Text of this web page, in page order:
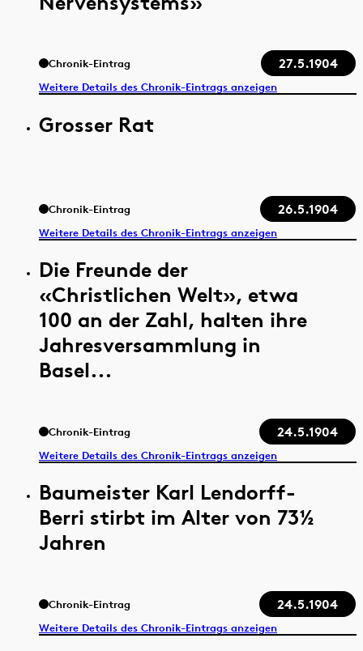
Chronik-Eintrag 27.5.1904
Weitere Details des Chronik-Eintrags anzeigen
Grosser Rat
Chronik-Eintrag 26.5.1904
Weitere Details des Chronik-Eintrags anzeigen
Die Freunde der
«Christlichen Welt», etwa
100 an der Zahl, halten ihre
Jahresversammlung in
Basel...
Chronik-Eintrag 24.5.1904
Weitere Details des Chronik-Eintrags anzeigen
Baumeister Karl Lendorff-
Berri stirbt im Alter von 73½
Jahren
Chronik-Eintrag 24.5.1904
Weitere Details des Chronik-Eintrags anzeigen